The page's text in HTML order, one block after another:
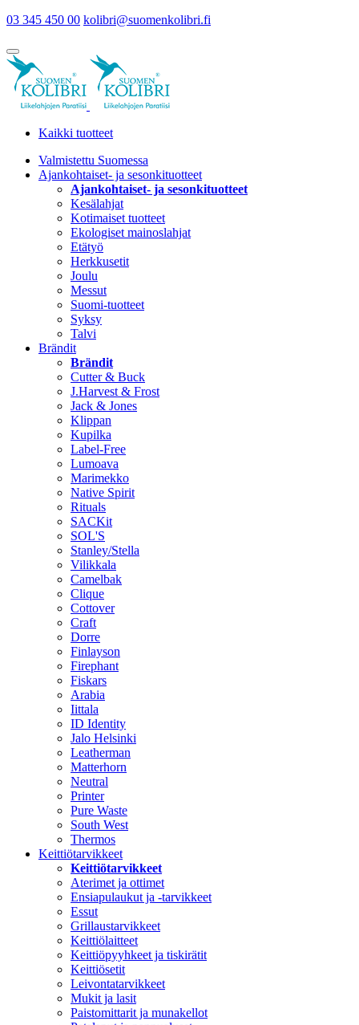
03 345 450 00 kolibri@suomenkolibri.fi
Kaikki tuotteet
Valmistettu Suomessa
Ajankohtaiset- ja sesonkituotteet
Ajankohtaiset- ja sesonkituotteet
Kesälahjat
Kotimaiset tuotteet
Ekologiset mainoslahjat
Etätyö
Herkkusetit
Joulu
Messut
Suomi-tuotteet
Syksy
Talvi
Brändit
Brändit
Cutter & Buck
J.Harvest & Frost
Jack & Jones
Klippan
Kupilka
Label-Free
Lumoava
Marimekko
Native Spirit
Rituals
SACKit
SOL'S
Stanley/Stella
Vilikkala
Camelbak
Clique
Cottover
Craft
Dorre
Finlayson
Firephant
Fiskars
Arabia
Iittala
ID Identity
Jalo Helsinki
Leatherman
Matterhorn
Neutral
Printer
Pure Waste
South West
Thermos
Keittiötarvikkeet
Keittiötarvikkeet
Aterimet ja ottimet
Ensiapulaukut ja -tarvikkeet
Essut
Grillaustarvikkeet
Keittiölaitteet
Keittiöpyyhkeet ja tiskirätit
Keittiösetit
Leivontatarvikkeet
Mukit ja lasit
Paistomittarit ja munakellot